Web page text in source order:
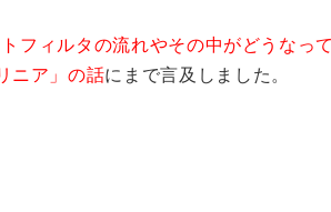
フィルタの流れやその中がどうなっ
ニア」の話にまで言及しました。